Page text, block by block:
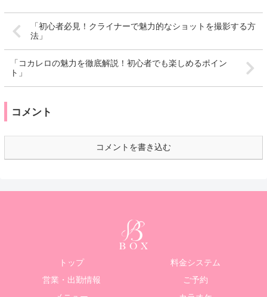
「初心者必見！クライナーで魅力的なショットを撮影する方
法」
「コカレロの魅力を徹底解説！初心者でも楽しめるポイン
ト」
コメント
コメントを書き込む
トップ
料金システム
営業・出勤情報
ご予約